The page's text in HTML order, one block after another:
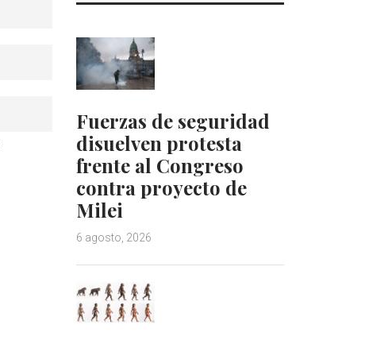
Fuerzas de seguridad
disuelven protesta
frente al Congreso
contra proyecto de
Milei
6 agosto, 2026